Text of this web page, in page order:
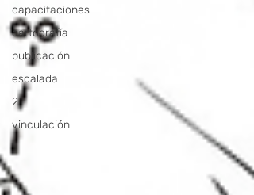
capacitaciones
cartografía
publicación
escalada
2
vinculación